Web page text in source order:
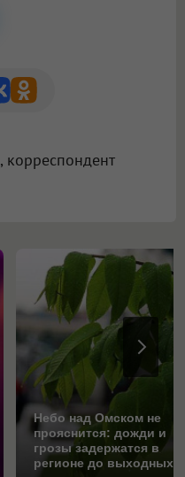
, корреспондент
Небо над Омском не
прояснится: дожди и
грозы задержатся в
регионе до выходных